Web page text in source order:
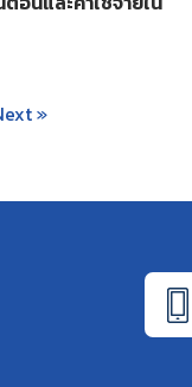
»